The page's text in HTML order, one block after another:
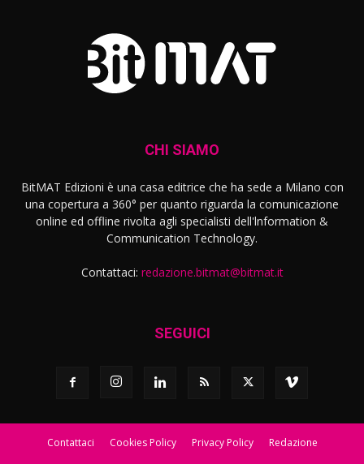
CHI SIAMO
BitMAT Edizioni è una casa editrice che ha sede a Milano con
una copertura a 360° per quanto riguarda la comunicazione
online ed offline rivolta agli specialisti dell'lnformation &
Communication Technology.
Contattaci: redazione.bitmat@bitmat.it
SEGUICI
Contattaci Cookies Policy Privacy Policy Redazione